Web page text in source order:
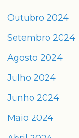
Outubro 2024
Setembro 2024
Agosto 2024
Julho 2024
Junho 2024
Maio 2024